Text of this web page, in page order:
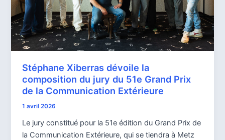
Stéphane Xiberras dévoile la
composition du jury du 51e Grand Prix
de la Communication Extérieure
1 avril 2026
Le jury constitué pour la 51e édition du Grand Prix de
la Communication Extérieure, qui se tiendra à Metz